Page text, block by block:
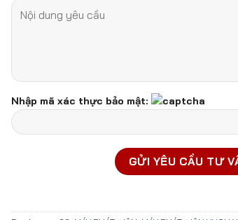
Nhập mã xác thực bảo mật: